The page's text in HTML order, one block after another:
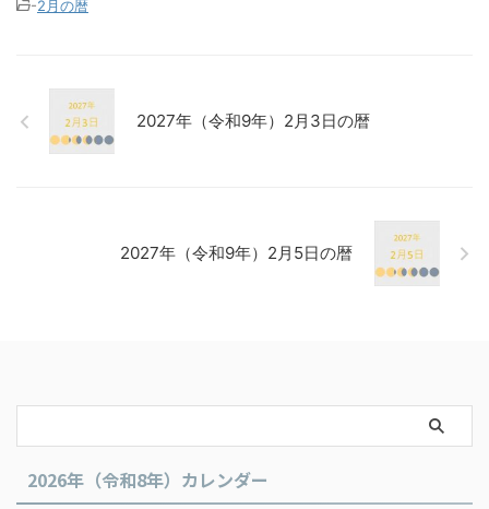
-2月の暦
2027年（令和9年）2月3日の暦
2027年（令和9年）2月5日の暦
2026年（令和8年）カレンダー